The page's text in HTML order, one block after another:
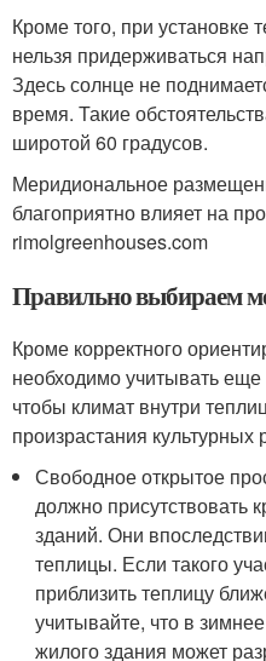
Кроме того, при установке
нельзя придерживаться
Здесь солнце не
время. Такие
широтой 60 градусов.
Меридиональное
благоприятно влияет на
rimolgreenhouses.com
Правильно выбираем
Кроме корректного
необходимо учитывать
чтобы климат внутри
произрастания культурных
Свободное открытое
должно присутствовать
зданий. Они
теплицы. Если такого
приблизить теплицу
учитывайте, что в
жилого здания может